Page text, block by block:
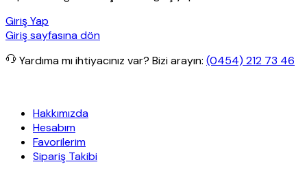
Giriş Yap
Giriş sayfasına dön
Yardıma mı ihtiyacınız var? Bizi arayın: (0454) 212 73 46
Hakkımızda
Hesabım
Favorilerim
Sipariş Takibi